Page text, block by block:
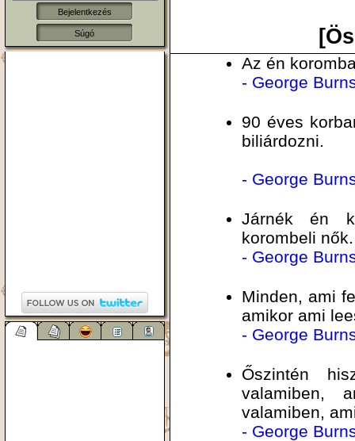
Súgó
Az én
- George
90 éves
biliárdozni.
- George
Járnék én
korombeli nők.
- George
Minden, ami
amikor ami
- George
Őszintén
valamiben,
valamiben,
- George